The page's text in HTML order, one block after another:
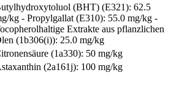
(BHT) (E321): 62.5
kg - Propylgallat (E310): 55.0 mg/kg -
Extrakte aus pflanzlichen
(1b306(i)): 25.0 mg/kg
(1a330): 50 mg/kg
(2a161j): 100 mg/kg